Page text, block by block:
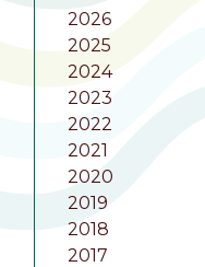
2026
2025
2024
2023
2022
2021
2020
2019
2018
2017